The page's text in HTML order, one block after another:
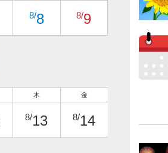
8/8 8/9
木
8/13
金
8/14